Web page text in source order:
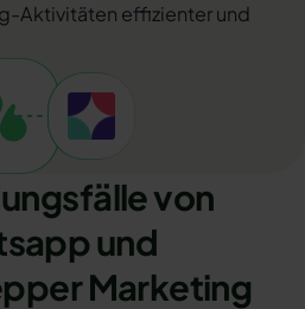
Aktivitäten effizienter und
von
und
Marketing